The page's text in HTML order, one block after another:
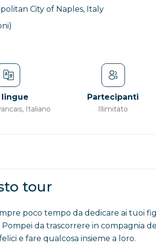
City of Naples, Italy
lingue
Italiano
Partecipanti
Illimitato
tour
poco tempo da dedicare ai tuoi
da trascorrere in compagnia
e fare qualcosa insieme a loro.